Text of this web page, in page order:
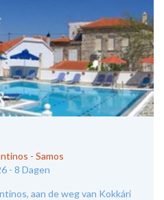
- Samos
- 8 Dagen
aan de weg van Kokkári